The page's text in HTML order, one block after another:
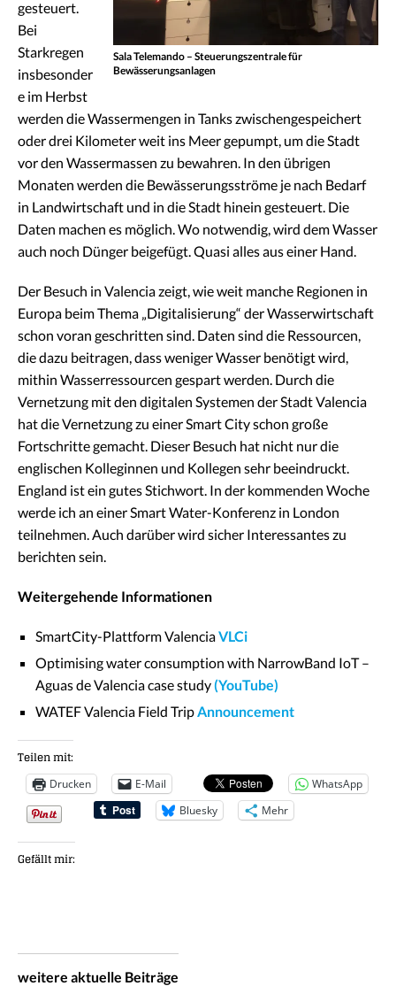
Sala Telemando – Steuerungszentrale für
Bewässerungsanlagen
gesteuert.
Bei
Starkregen
insbesonder
e im Herbst
werden die Wassermengen in Tanks zwischengespeichert
oder drei Kilometer weit ins Meer gepumpt, um die Stadt
vor den Wassermassen zu bewahren. In den übrigen
Monaten werden die Bewässerungsströme je nach Bedarf
in Landwirtschaft und in die Stadt hinein gesteuert. Die
Daten machen es möglich. Wo notwendig, wird dem Wasser
auch noch Dünger beigefügt. Quasi alles aus einer Hand.
Der Besuch in Valencia zeigt, wie weit manche Regionen in
Europa beim Thema „Digitalisierung“ der Wasserwirtschaft
schon voran geschritten sind. Daten sind die Ressourcen,
die dazu beitragen, dass weniger Wasser benötigt wird,
mithin Wasserressourcen gespart werden. Durch die
Vernetzung mit den digitalen Systemen der Stadt Valencia
hat die Vernetzung zu einer Smart City schon große
Fortschritte gemacht. Dieser Besuch hat nicht nur die
englischen Kolleginnen und Kollegen sehr beeindruckt.
England ist ein gutes Stichwort. In der kommenden Woche
werde ich an einer Smart Water-Konferenz in London
teilnehmen. Auch darüber wird sicher Interessantes zu
berichten sein.
Weitergehende Informationen
SmartCity-Plattform ValenciaVLCi
Optimising water consumption with NarrowBand IoT –
Aguas de Valencia case study(YouTube)
WATEF Valencia Field TripAnnouncement
Teilen mit:
Drucken E-Mail
WhatsApp
Bluesky
Mehr
Gefällt mir:
weitere aktuelle Beiträge